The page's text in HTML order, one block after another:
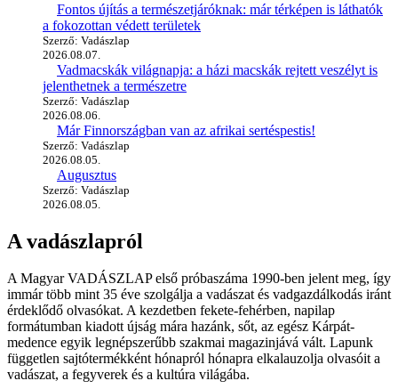
Fontos újítás a természetjáróknak: már térképen is láthatók
a fokozottan védett területek
Szerző: Vadászlap
2026.08.07.
Vadmacskák világnapja: a házi macskák rejtett veszélyt is
jelenthetnek a természetre
Szerző: Vadászlap
2026.08.06.
Már Finnországban van az afrikai sertéspestis!
Szerző: Vadászlap
2026.08.05.
Augusztus
Szerző: Vadászlap
2026.08.05.
A vadászlapról
A Magyar VADÁSZLAP első próbaszáma 1990-ben jelent meg, így
immár több mint 35 éve szolgálja a vadászat és vadgazdálkodás iránt
érdeklődő olvasókat. A kezdetben fekete-fehérben, napilap
formátumban kiadott újság mára hazánk, sőt, az egész Kárpát-
medence egyik legnépszerűbb szakmai magazinjává vált. Lapunk
független sajtótermékként hónapról hónapra elkalauzolja olvasóit a
vadászat, a fegyverek és a kultúra világába.